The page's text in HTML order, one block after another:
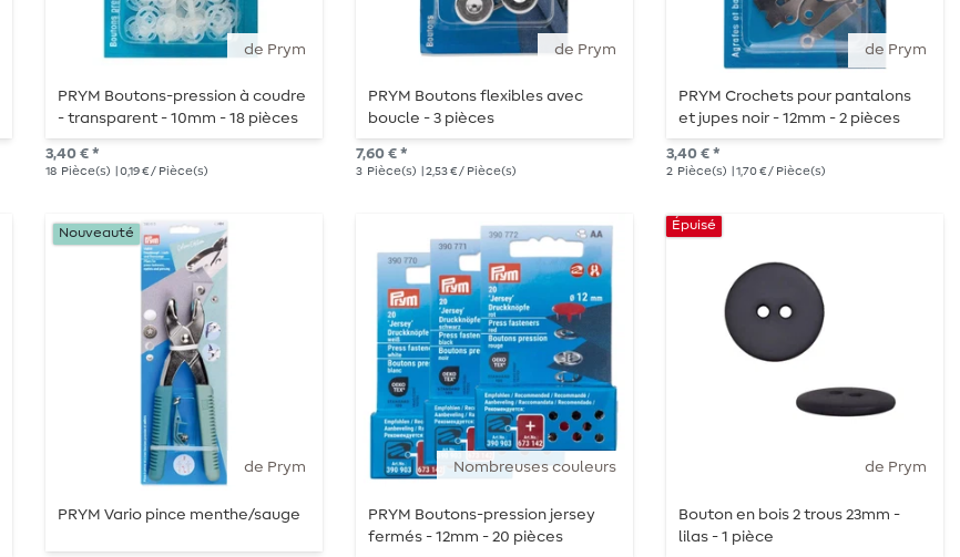
de Prym
PRYM Boutons-pression à coudre
- transparent - 10mm - 18 pièces
3,40 € *
18 Pièce(s) | 0,19 € / Pièce(s)
de Prym
PRYM Boutons flexibles avec
boucle - 3 pièces
7,60 € *
3 Pièce(s) | 2,53 € / Pièce(s)
de Prym
PRYM Crochets pour pantalons
et jupes noir - 12mm - 2 pièces
3,40 € *
2 Pièce(s) | 1,70 € / Pièce(s)
de Prym
Nouveauté
PRYM Vario pince menthe/sauge
Nombreuses couleurs
PRYM Boutons-pression jersey
fermés - 12mm - 20 pièces
de Prym
Épuisé
Bouton en bois 2 trous 23mm -
lilas - 1 pièce